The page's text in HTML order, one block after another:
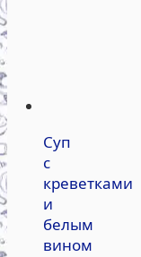
Суп
с
креветками
и
белым
вином